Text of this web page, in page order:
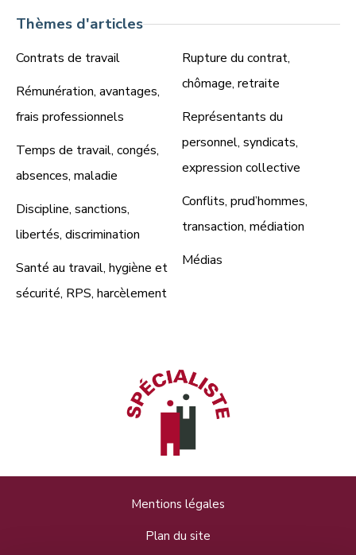
Thèmes d'articles
Contrats de travail
Rémunération, avantages,
frais professionnels
Temps de travail, congés,
absences, maladie
Discipline, sanctions,
libertés, discrimination
Santé au travail, hygiène et
sécurité, RPS, harcèlement
Rupture du contrat,
chômage, retraite
Représentants du
personnel, syndicats,
expression collective
Conflits, prud’hommes,
transaction, médiation
Médias
Mentions légales
Plan du site